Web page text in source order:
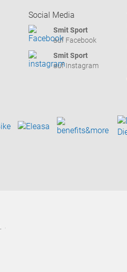
Social Media
Smit Sport
auf Facebook
Smit Sport
auf Instagram